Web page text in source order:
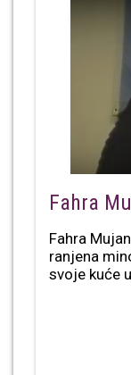
Fahra
Fahra
ranjena
svoje kuće